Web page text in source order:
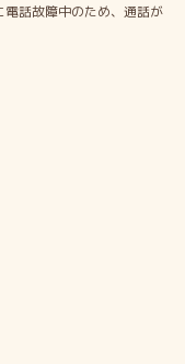
話故障中のため、通話が